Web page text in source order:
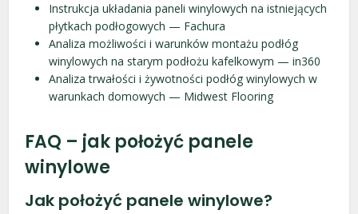
Instrukcja układania paneli winylowych na istniejących
płytkach podłogowych — Fachura
Analiza możliwości i warunków montażu podłóg
winylowych na starym podłożu kafelkowym — in360
Analiza trwałości i żywotności podłóg winylowych w
warunkach domowych — Midwest Flooring
FAQ – jak położyć panele
winylowe
Jak położyć panele winylowe?